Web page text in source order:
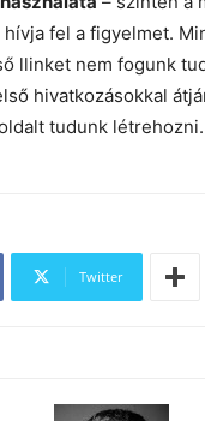
fel a figyelmet.
llinket nem fogunk
hivatkozásokkal
tudunk létrehozni.
Twitter